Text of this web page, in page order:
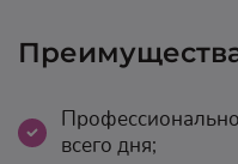
всего дня;